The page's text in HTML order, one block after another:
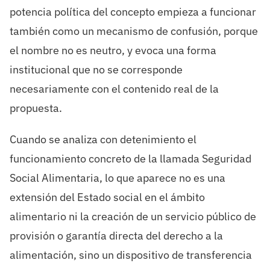
potencia política del concepto empieza a funcionar
también como un mecanismo de confusión, porque
el nombre no es neutro, y evoca una forma
institucional que no se corresponde
necesariamente con el contenido real de la
propuesta.
Cuando se analiza con detenimiento el
funcionamiento concreto de la llamada Seguridad
Social Alimentaria, lo que aparece no es una
extensión del Estado social en el ámbito
alimentario ni la creación de un servicio público de
provisión o garantía directa del derecho a la
alimentación, sino un dispositivo de transferencia